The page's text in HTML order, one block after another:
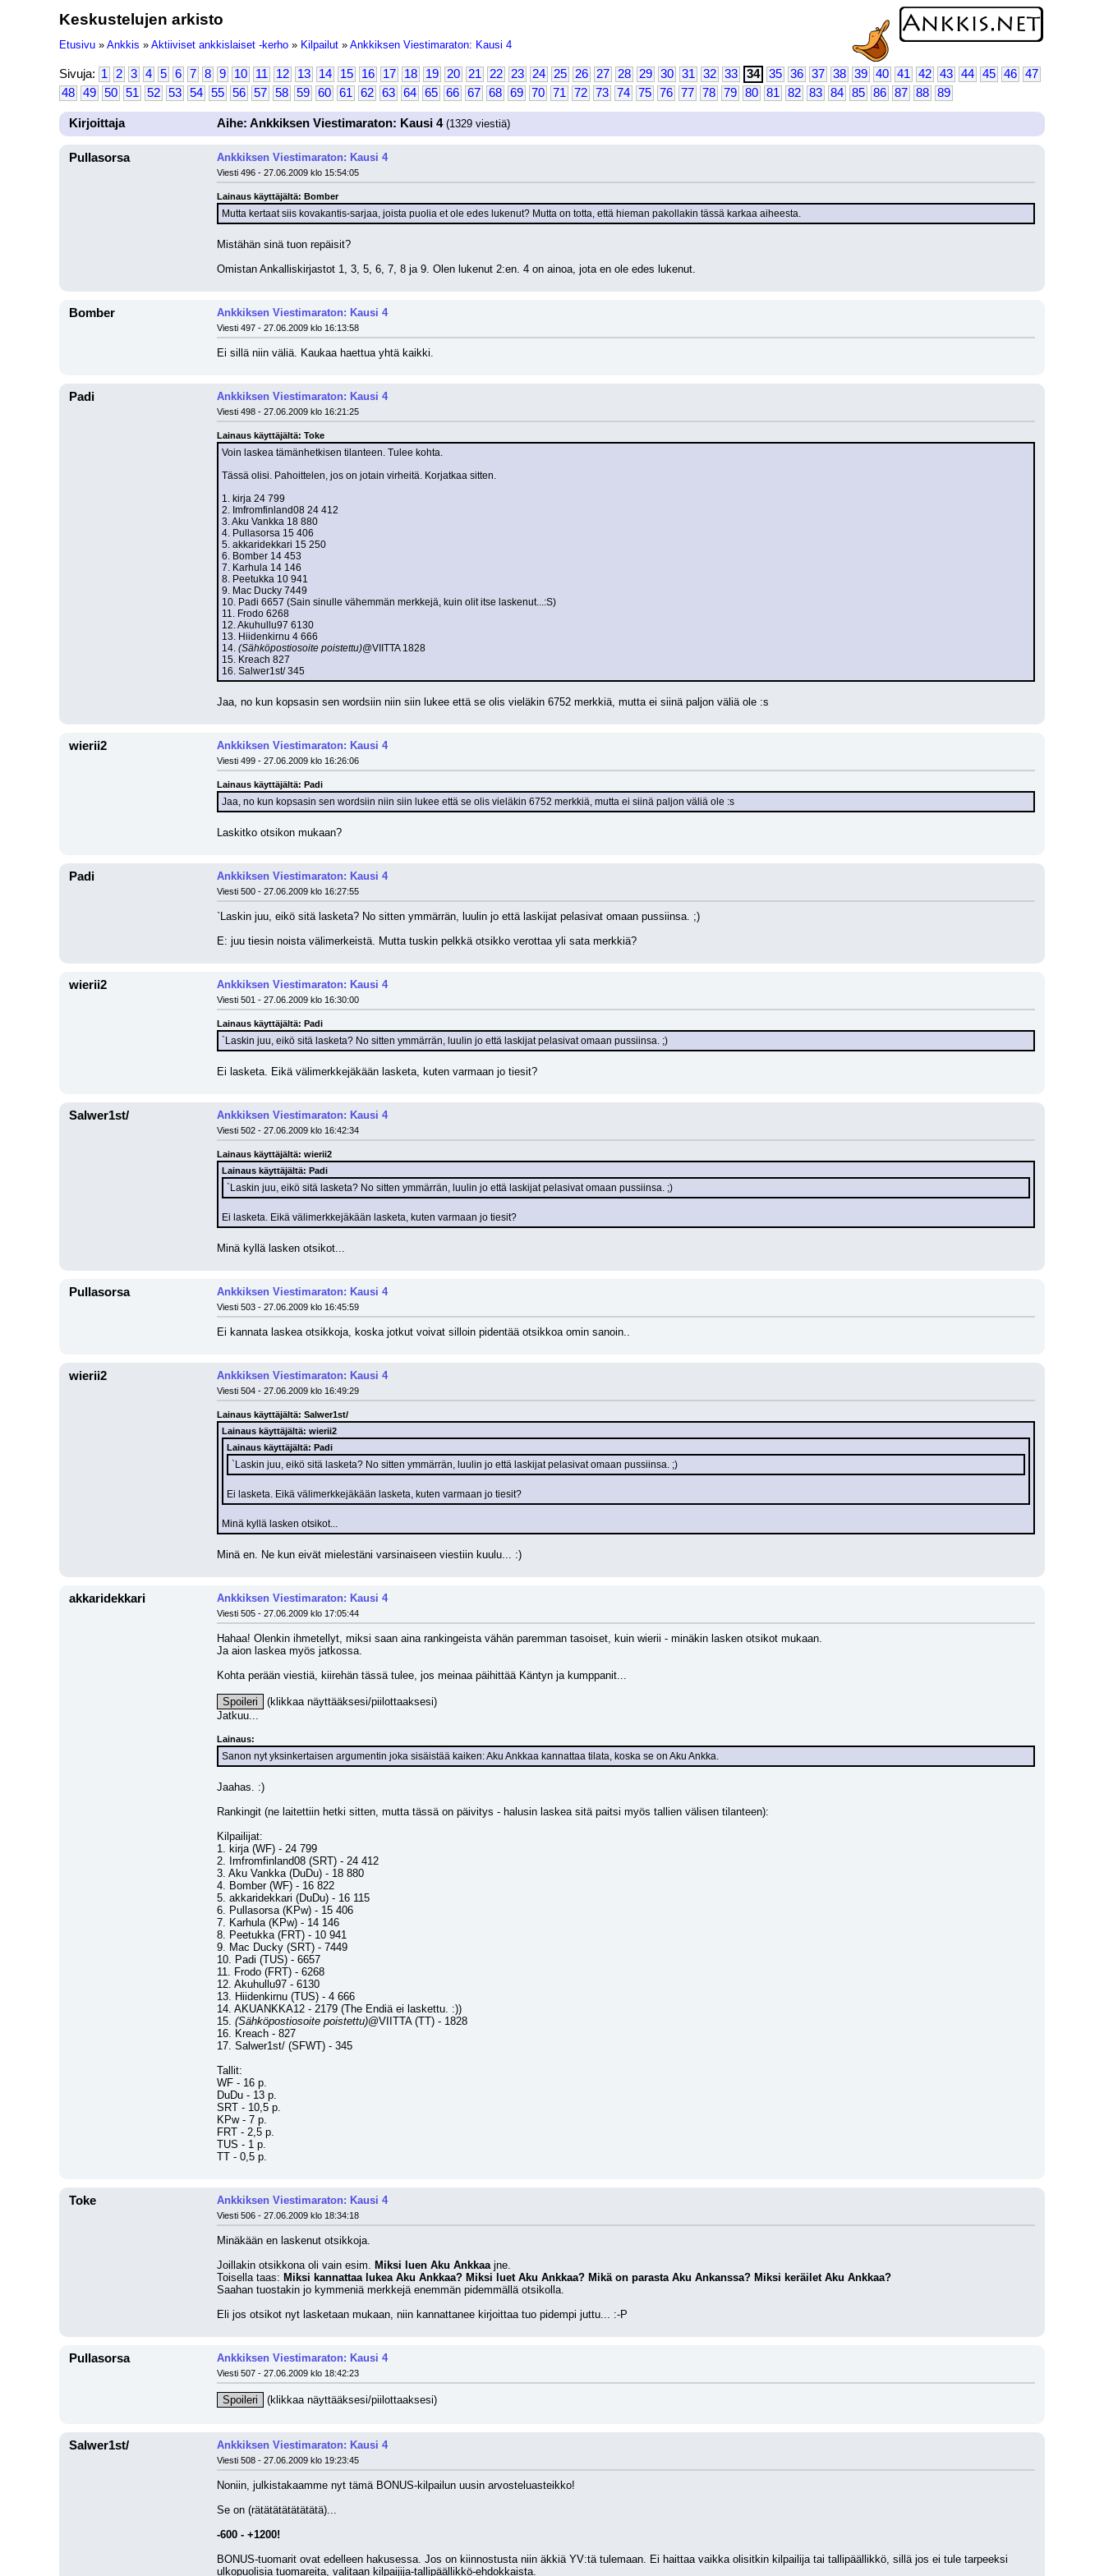
Keskustelujen arkisto
Etusivu » Ankkis » Aktiiviset ankkislaiset -kerho » Kilpailut » Ankkiksen Viestimaraton: Kausi 4
Sivuja: 1 2 3 4 5 6 7 8 9 10 11 12 13 14 15 16 17 18 19 20 21 22 23 24 25 26 27 28 29 30 31 32 33 34 35 36 37 38 39 40 41 42 43 44 45 46
47
48
49 50 51 52 53 54 55 56 57 58 59 60 61 62 63 64 65 66 67 68 69 70 71 72 73 74 75 76 77 78 79 80 81 82 83 84 85 86 87 88 89
Kirjoittaja Aihe: Ankkiksen Viestimaraton: Kausi 4(1329 viestiä)
Pullasorsa Ankkiksen Viestimaraton: Kausi 4
Viesti 496 - 27.06.2009 klo 15:54:05
Lainaus käyttäjältä: Bomber
Mutta kertaat siis kovakantis-sarjaa, joista puolia et ole edes lukenut? Mutta on totta, että hieman pakollakin tässä karkaa aiheesta.
Mistähän sinä tuon repäisit?
Omistan Ankalliskirjastot 1, 3, 5, 6, 7, 8 ja 9. Olen lukenut 2:en. 4 on ainoa, jota en ole edes lukenut.
Bomber Ankkiksen Viestimaraton: Kausi 4
Viesti 497 - 27.06.2009 klo 16:13:58
Ei sillä niin väliä. Kaukaa haettua yhtä kaikki.
Padi Ankkiksen Viestimaraton: Kausi 4
Viesti 498 - 27.06.2009 klo 16:21:25
Lainaus käyttäjältä: Toke
Voin laskea tämänhetkisen tilanteen. Tulee kohta.
Tässä olisi. Pahoittelen, jos on jotain virheitä. Korjatkaa sitten.
1. kirja 24 799
2. Imfromfinland08 24 412
3. Aku Vankka 18 880
4. Pullasorsa 15 406
5. akkaridekkari 15 250
6. Bomber 14 453
7. Karhula 14 146
8. Peetukka 10 941
9. Mac Ducky 7449
10. Padi 6657 (Sain sinulle vähemmän merkkejä, kuin olit itse laskenut...:S)
11. Frodo 6268
12. Akuhullu97 6130
13. Hiidenkirnu 4 666
14. (Sähköpostiosoite poistettu)@VIITTA 1828
15. Kreach 827
16. Salwer1st/ 345
Jaa, no kun kopsasin sen wordsiin niin siin lukee että se olis vieläkin 6752 merkkiä, mutta ei siinä paljon väliä ole :s
wierii2 Ankkiksen Viestimaraton: Kausi 4
Viesti 499 - 27.06.2009 klo 16:26:06
Lainaus käyttäjältä: Padi
Jaa, no kun kopsasin sen wordsiin niin siin lukee että se olis vieläkin 6752 merkkiä, mutta ei siinä paljon väliä ole :s
Laskitko otsikon mukaan?
Padi Ankkiksen Viestimaraton: Kausi 4
Viesti 500 - 27.06.2009 klo 16:27:55
`Laskin juu, eikö sitä lasketa? No sitten ymmärrän, luulin jo että laskijat pelasivat omaan pussiinsa. ;)
E: juu tiesin noista välimerkeistä. Mutta tuskin pelkkä otsikko verottaa yli sata merkkiä?
wierii2 Ankkiksen Viestimaraton: Kausi 4
Viesti 501 - 27.06.2009 klo 16:30:00
Lainaus käyttäjältä: Padi
`Laskin juu, eikö sitä lasketa? No sitten ymmärrän, luulin jo että laskijat pelasivat omaan pussiinsa. ;)
Ei lasketa. Eikä välimerkkejäkään lasketa, kuten varmaan jo tiesit?
Salwer1st/ Ankkiksen Viestimaraton: Kausi 4
Viesti 502 - 27.06.2009 klo 16:42:34
Lainaus käyttäjältä: wierii2
Lainaus käyttäjältä: Padi
`Laskin juu, eikö sitä lasketa? No sitten ymmärrän, luulin jo että laskijat pelasivat omaan pussiinsa. ;)
Ei lasketa. Eikä välimerkkejäkään lasketa, kuten varmaan jo tiesit?
Minä kyllä lasken otsikot...
Pullasorsa Ankkiksen Viestimaraton: Kausi 4
Viesti 503 - 27.06.2009 klo 16:45:59
Ei kannata laskea otsikkoja, koska jotkut voivat silloin pidentää otsikkoa omin sanoin..
wierii2 Ankkiksen Viestimaraton: Kausi 4
Viesti 504 - 27.06.2009 klo 16:49:29
Lainaus käyttäjältä: Salwer1st/
Lainaus käyttäjältä: wierii2
Lainaus käyttäjältä: Padi
`Laskin juu, eikö sitä lasketa? No sitten ymmärrän, luulin jo että laskijat pelasivat omaan pussiinsa. ;)
Ei lasketa. Eikä välimerkkejäkään lasketa, kuten varmaan jo tiesit?
Minä kyllä lasken otsikot...
Minä en. Ne kun eivät mielestäni varsinaiseen viestiin kuulu... :)
akkaridekkari Ankkiksen Viestimaraton: Kausi 4
Viesti 505 - 27.06.2009 klo 17:05:44
Hahaa! Olenkin ihmetellyt, miksi saan aina rankingeista vähän paremman tasoiset, kuin wierii - minäkin lasken otsikot mukaan.
Ja aion laskea myös jatkossa.
Kohta perään viestiä, kiirehän tässä tulee, jos meinaa päihittää Käntyn ja kumppanit...
Spoileri
(klikkaa näyttääksesi/piilottaaksesi)
Jatkuu...
Lainaus:
Sanon nyt yksinkertaisen argumentin joka sisäistää kaiken: Aku Ankkaa kannattaa tilata, koska se on Aku Ankka.
Jaahas. :)
Rankingit (ne laitettiin hetki sitten, mutta tässä on päivitys - halusin laskea sitä paitsi myös tallien välisen tilanteen):
Kilpailijat:
1. kirja (WF) - 24 799
2. Imfromfinland08 (SRT) - 24 412
3. Aku Vankka (DuDu) - 18 880
4. Bomber (WF) - 16 822
5. akkaridekkari (DuDu) - 16 115
6. Pullasorsa (KPw) - 15 406
7. Karhula (KPw) - 14 146
8. Peetukka (FRT) - 10 941
9. Mac Ducky (SRT) - 7449
10. Padi (TUS) - 6657
11. Frodo (FRT) - 6268
12. Akuhullu97 - 6130
13. Hiidenkirnu (TUS) - 4 666
14. AKUANKKA12 - 2179 (The Endiä ei laskettu. :))
15. (Sähköpostiosoite poistettu)@VIITTA (TT) - 1828
16. Kreach - 827
17. Salwer1st/ (SFWT) - 345
Tallit:
WF - 16 p.
DuDu - 13 p.
SRT - 10,5 p.
KPw - 7 p.
FRT - 2,5 p.
TUS - 1 p.
TT - 0,5 p.
Toke Ankkiksen Viestimaraton: Kausi 4
Viesti 506 - 27.06.2009 klo 18:34:18
Minäkään en laskenut otsikkoja.
Joillakin otsikkona oli vain esim. Miksi luen Aku Ankkaa jne.
Toisella taas: Miksi kannattaa lukea Aku Ankkaa? Miksi luet Aku Ankkaa? Mikä on parasta Aku Ankanssa? Miksi keräilet Aku Ankkaa?
Saahan tuostakin jo kymmeniä merkkejä enemmän pidemmällä otsikolla.
Eli jos otsikot nyt lasketaan mukaan, niin kannattanee kirjoittaa tuo pidempi juttu... :-P
Pullasorsa Ankkiksen Viestimaraton: Kausi 4
Viesti 507 - 27.06.2009 klo 18:42:23
Spoileri (klikkaa näyttääksesi/piilottaaksesi)
Salwer1st/ Ankkiksen Viestimaraton: Kausi 4
Viesti 508 - 27.06.2009 klo 19:23:45
Noniin, julkistakaamme nyt tämä BONUS-kilpailun uusin arvosteluasteikko!
Se on (rätätätätätätätä)...
-600 - +1200!
BONUS-tuomarit ovat edelleen hakusessa. Jos on kiinnostusta niin äkkiä YV:tä tulemaan. Ei haittaa vaikka olisitkin kilpailija tai tallipäällikkö, sillä jos ei tule tarpeeksi
ulkopuolisia tuomareita, valitaan kilpaijija-tallipäällikkö-ehdokkaista.